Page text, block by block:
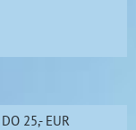
25,- EUR